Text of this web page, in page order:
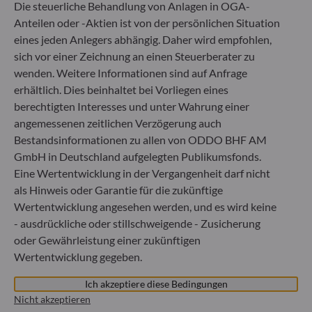
+49 (0) 69 920 50 0
Von der Bundesanstalt für Finanzdienstleistungsaufsicht
(„BaFin“) zugelassene und beaufsichtigte
Fondsverwaltungsgesellschaft
Handelsregister : HRB 11971 Amtsgericht Düsseldorf
ODDO BHF Asset Management LUX
6, rue Gabriel Lippmann
L-5365 Munsbach
Luxemburg
+352 45 76 76 245
Von der Luxemburger Commission de Surveillance du
Secteur Financier (CSSF) zugelassene
Fondsverwaltungsgesellschaft, Handelsregisternummer: B
29891
Mitteilung zu EU-Sanktionen gegen Russland
Die steuerliche Behandlung von Anlagen in OGA-
Anteilen oder -Aktien ist von der persönlichen Situation
eines jeden Anlegers abhängig. Daher wird empfohlen,
sich vor einer Zeichnung an einen Steuerberater zu
wenden. Weitere Informationen sind auf Anfrage
erhältlich. Dies beinhaltet bei Vorliegen eines
berechtigten Interesses und unter Wahrung einer
angemessenen zeitlichen Verzögerung auch
Bestandsinformationen zu allen von ODDO BHF AM
GmbH in Deutschland aufgelegten Publikumsfonds.
Eine Wertentwicklung in der Vergangenheit darf nicht
als Hinweis oder Garantie für die zukünftige
Wertentwicklung angesehen werden, und es wird keine
- ausdrückliche oder stillschweigende - Zusicherung
oder Gewährleistung einer zukünftigen
Wertentwicklung gegeben.
Ich akzeptiere diese Bedingungen
Nicht akzeptieren